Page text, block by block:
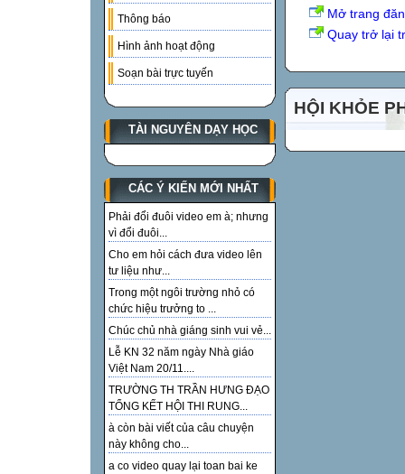
Thông báo
Hình ảnh hoạt động
Soạn bài trực tuyến
TÀI NGUYÊN DẠY HỌC
CÁC Ý KIẾN MỚI NHẤT
Phải đổi đuôi video em à; nhưng
vì đổi đuôi...
Cho em hỏi cách đưa video lên
tư liệu như...
Trong một ngôi trường nhỏ có
chức hiệu trưởng to ...
Chúc chủ nhà giáng sinh vui vẻ...
Lễ KN 32 năm ngày Nhà giáo
Việt Nam 20/11....
TRƯỜNG TH TRẦN HƯNG ĐẠO
TỔNG KẾT HỘI THI RUNG...
à còn bài viết của câu chuyện
này không cho...
a co video quay lại toan bai ke
Mở trang
Quay trở lại
HỘI KHỎE